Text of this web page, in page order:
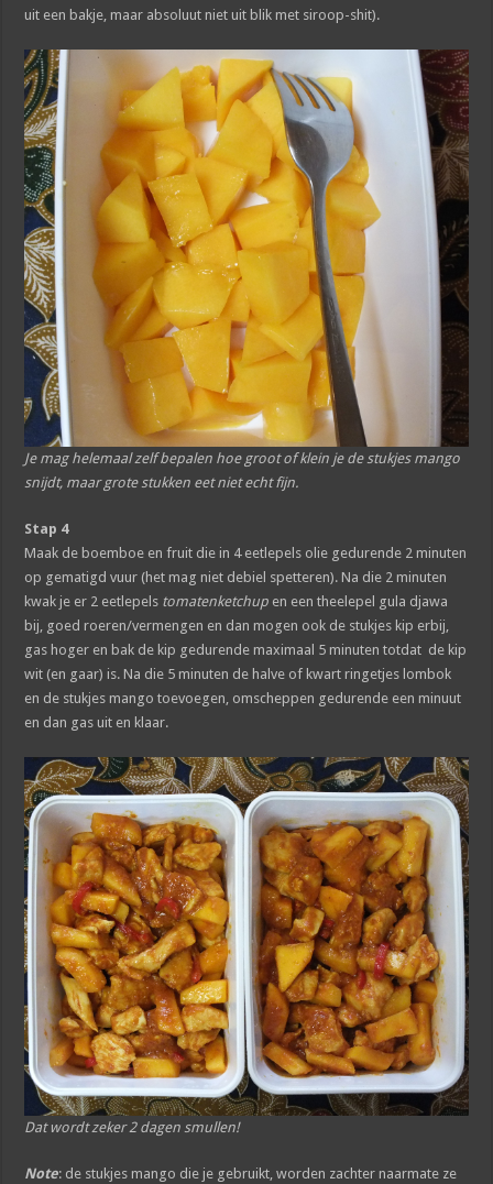
uit een bakje, maar absoluut niet uit blik met siroop-shit).
Je mag helemaal zelf bepalen hoe groot of klein je de stukjes mango
snijdt, maar grote stukken eet niet echt fijn.
Stap 4
Maak de boemboe en fruit die in 4 eetlepels olie gedurende 2 minuten
op gematigd vuur (het mag niet debiel spetteren). Na die 2 minuten
kwak je er 2 eetlepels tomatenketchup en een theelepel gula djawa
bij, goed roeren/vermengen en dan mogen ook de stukjes kip erbij,
gas hoger en bak de kip gedurende maximaal 5 minuten totdat de kip
wit (en gaar) is. Na die 5 minuten de halve of kwart ringetjes lombok
en de stukjes mango toevoegen, omscheppen gedurende een minuut
en dan gas uit en klaar.
Dat wordt zeker 2 dagen smullen!
Note: de stukjes mango die je gebruikt, worden zachter naarmate ze